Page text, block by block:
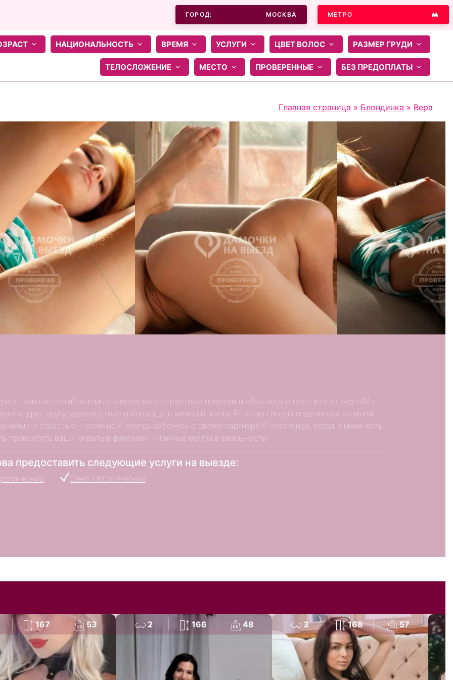
ГОРОД: МОСКВА МЕТРО
НАЦИОНАЛЬНОСТЬ ВРЕМЯ УСЛУГИ ЦВЕТ ВОЛОС РАЗМЕР ГРУДИ
ТЕЛОСЛОЖЕНИЕ МЕСТО ПРОВЕРЕННЫЕ БЕЗ ПРЕДОПЛАТЫ
Главная страница » Блондинка » Вера
нежные незабываемые ощущения и страстные поцелуи и объятия,я в восторге от этого!Мы
друг другу удовольствие и воплощать мечты в жизнь.Если вы готовы поделиться со мной
и страстью – отлично.Я всегда забочусь о своем партнере.Я счастлива, когда у меня есть
превратить ваши скрытые фантазии и тайные мечты в реальность!
предоставить следующие услуги на выезде:
Секс классический
167 53 2 166 48 3 168 57